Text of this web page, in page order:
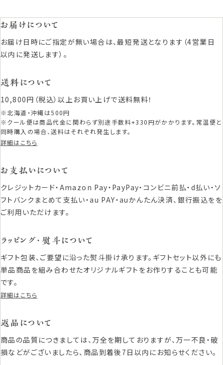
お届けについて
お届け日時にご指定が無い場合は、最短発送となります（4営業日
以内に発送します）。
送料について
10,800円（税込）以上お買い上げで送料無料！
※北海道・沖縄は500円
※クール便は商品代金に関わらず別途手数料+330円がかかります。常温便と
同時購入の場合、送料はそれぞれ発生します。
詳細はこちら
お支払いについて
クレジットカード・Amazon Pay・PayPay・コンビニ前払・d払い・ソ
フトバンクまとめて支払い・au PAY・auかんたん決済、銀行振込をを
ご利用いただけます。
ラッピング・熨斗について
ギフト包装、ご要望に沿った熨斗掛け承ります。ギフトセット以外にも
単品商品を組み合わせたオリジナルギフトをお作りすることも可能
です。
詳細はこちら
返品について
商品の品質につきましては、万全を期しておりますが、万一不良・破
損などがございましたら、商品到着後7日以内にお知らせください。